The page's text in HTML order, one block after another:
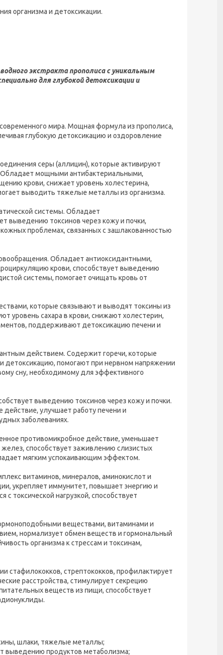
организма и детоксикации.
экстракта прополиса с уникальным
для глубокой детоксикации и
мира. Мощная формула из прополиса,
глубокую детоксикацию и оздоровление
серы (аллицин), которые активируют
Обладает мощными антибактериальными,
крови, снижает уровень холестерина,
выводить тяжелые металлы из организма.
системы. Обладает
выведению токсинов через кожу и почки,
проблемах, связанных с зашлакованностью
Обладает антиоксидантными,
крови, способствует выведению
системы, помогает очищать кровь от
которые связывают и выводят токсины из
уровень сахара в крови, снижают холестерин,
поддерживают детоксикацию печени и
действием. Содержит горечи, которые
детоксикацию, помогают при нервном напряжении
сну, необходимому для эффективного
выведению токсинов через кожу и почки.
улучшает работу печени и
заболеваниях.
противомикробное действие, уменьшает
способствует заживлению слизистых
мягким успокаивающим эффектом.
витаминов, минералов, аминокислот и
укрепляет иммунитет, повышает энергию и
токсической нагрузкой, способствует
веществами, витаминами и
нормализует обмен веществ и гормональный
организма к стрессам и токсинам,
стафилококков, стрептококков, профилактирует
расстройства, стимулирует секрецию
веществ из пищи, способствует
шлаки, тяжелые металлы;
выведению продуктов метаболизма;